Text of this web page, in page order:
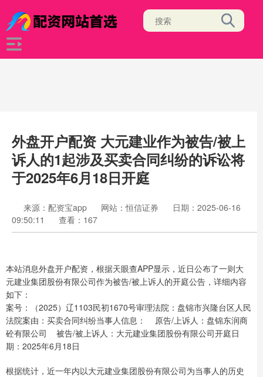
外盘开户配资 大元建业作为被告/被上
诉人的1起涉及买卖合同纠纷的诉讼将
于2025年6月18日开庭
来源：配资宝app 网站：恒信证券
日期：2025-06-16
09:50:11
查看：167
本站消息外盘开户配资，根据天眼查APP显示，近日公布了一则大
元建业集团股份有限公司作为被告/被上诉人的开庭公告，详细内容
如下：
案号：（2025）辽1103民初1670号审理法院：盘锦市兴隆台区人民
法院案由：买卖合同纠纷当事人信息： 原告/上诉人：盘锦东润商
砼有限公司 被告/被上诉人：大元建业集团股份有限公司开庭日
期：2025年6月18日
根据统计，近一年内以大元建业集团股份有限公司为当事人的历史